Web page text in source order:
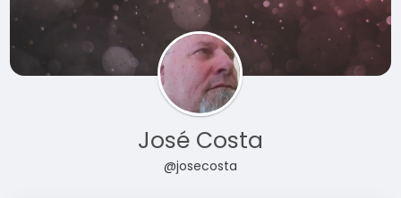
José Costa
@josecosta